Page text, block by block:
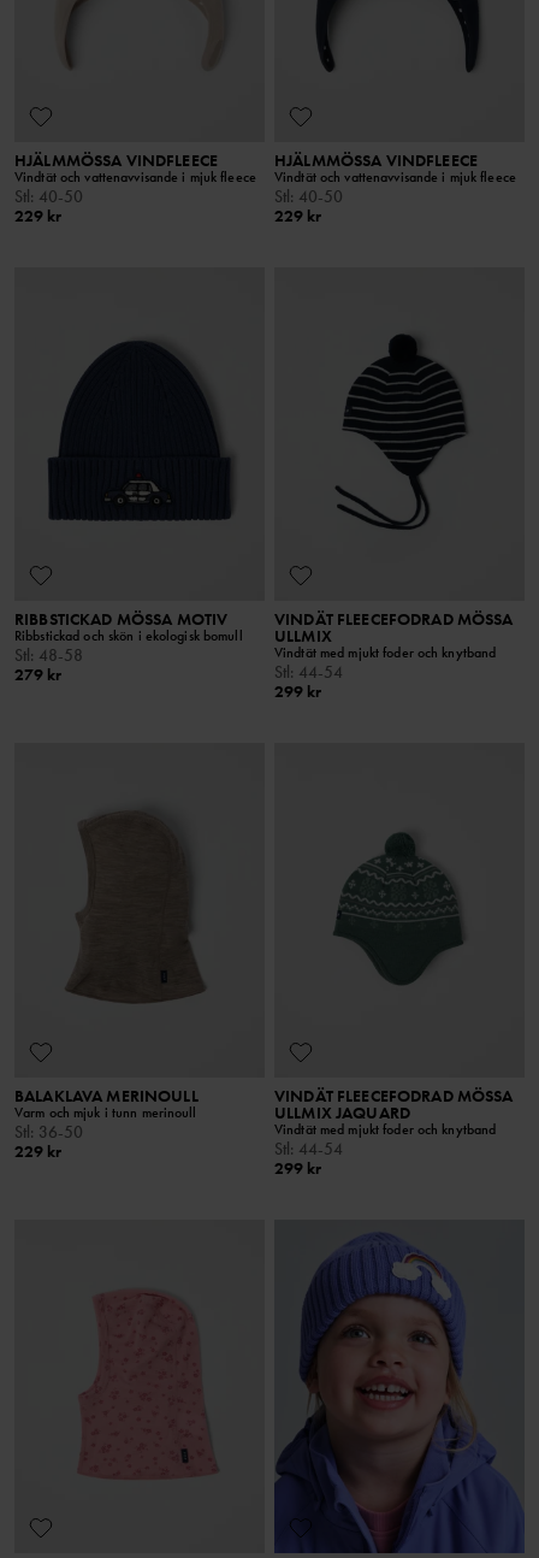
HJÄLMMÖSSA VINDFLEECE
Vindtät och vattenavvisande i mjuk fleece
Stl: 40-50
229 kr
HJÄLMMÖSSA VINDFLEECE
Vindtät och vattenavvisande i mjuk fleece
Stl: 40-50
229 kr
RIBBSTICKAD MÖSSA MOTIV
Ribbstickad och skön i ekologisk bomull
Stl : 48-58
279 kr
VINDÄT FLEECEFODRAD MÖSSA
ULLMIX
Vindtät med mjukt foder och knytband
Stl : 44-54
299 kr
BALAKLAVA MERINOULL
Varm och mjuk i tunn merinoull
Stl: 36-50
229 kr
VINDÄT FLEECEFODRAD MÖSSA
ULLMIX JAQUARD
Vindtät med mjukt foder och knytband
Stl: 44-54
299 kr